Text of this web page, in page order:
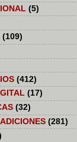
(5)
(109)
(412)
(17)
(32)
(281)